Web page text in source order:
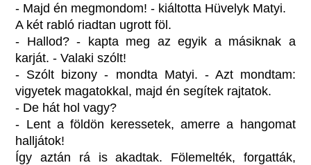
- Majd én megmondom! - kiáltotta Hüvelyk Matyi.
A két rabló riadtan ugrott föl.
- Hallod? - kapta meg az egyik a másiknak a
karját. - Valaki szólt!
- Szólt bizony - mondta Matyi. - Azt mondtam:
vigyetek magatokkal, majd én segítek rajtatok.
- De hát hol vagy?
- Lent a földön keressetek, amerre a hangomat
halljátok!
Így aztán rá is akadtak. Fölemelték, forgatták,